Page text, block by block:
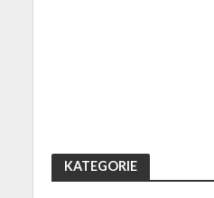
KATEGORIE